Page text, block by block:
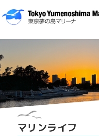
マリンライフ